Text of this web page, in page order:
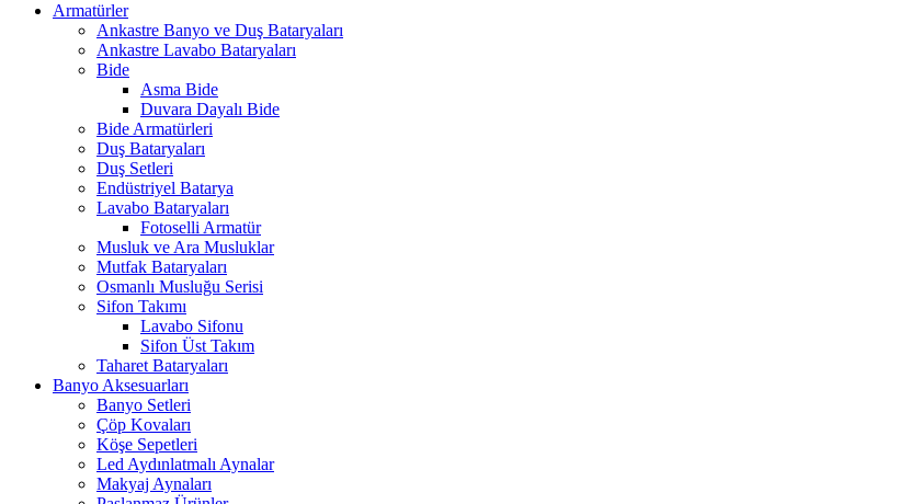
Armatürler
Ankastre Banyo ve Duş Bataryaları
Ankastre Lavabo Bataryaları
Bide
Asma Bide
Duvara Dayalı Bide
Bide Armatürleri
Duş Bataryaları
Duş Setleri
Endüstriyel Batarya
Lavabo Bataryaları
Fotoselli Armatür
Musluk ve Ara Musluklar
Mutfak Bataryaları
Osmanlı Musluğu Serisi
Sifon Takımı
Lavabo Sifonu
Sifon Üst Takım
Taharet Bataryaları
Banyo Aksesuarları
Banyo Setleri
Çöp Kovaları
Köşe Sepetleri
Led Aydınlatmalı Aynalar
Makyaj Aynaları